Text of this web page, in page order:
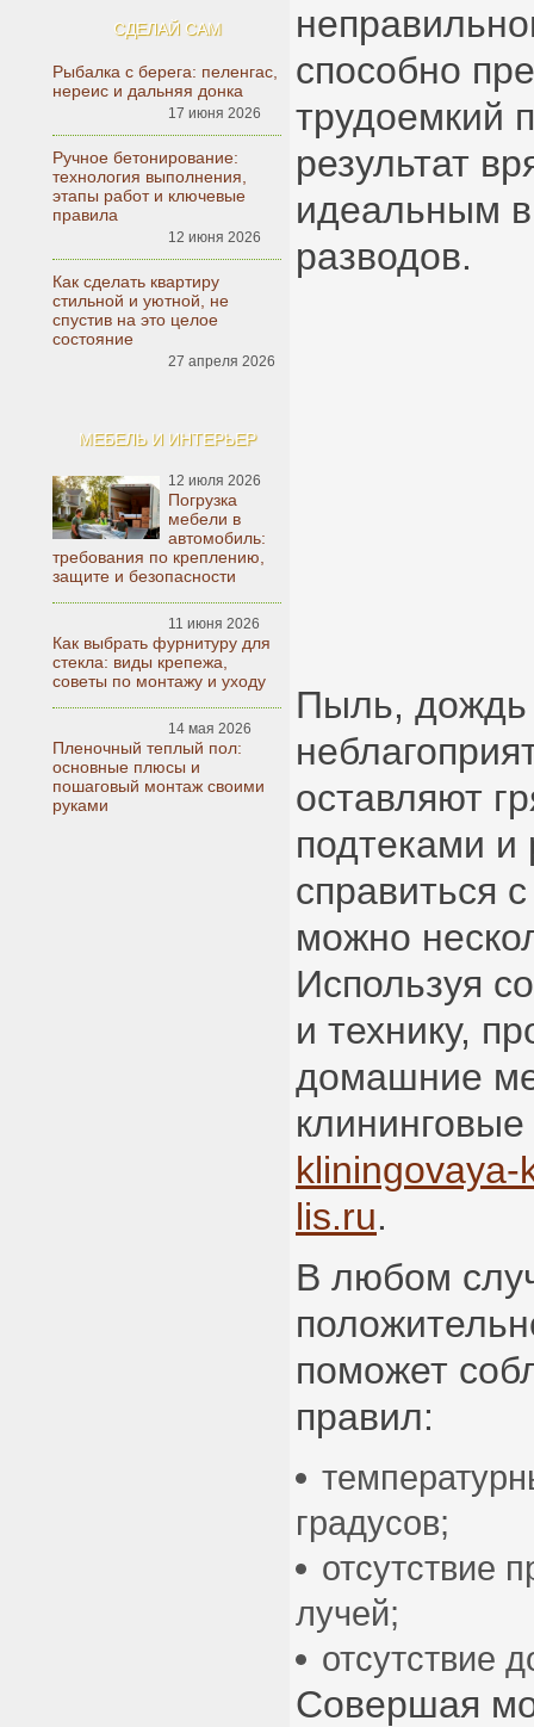
СДЕЛАЙ САМ
Рыбалка с берега: пеленгас,
нереис и дальняя донка
17 июня 2026
Ручное бетонирование:
технология выполнения,
этапы работ и ключевые
правила
12 июня 2026
Как сделать квартиру
стильной и уютной, не
спустив на это целое
состояние
27 апреля 2026
МЕБЕЛЬ И ИНТЕРЬЕР
12 июля 2026
Погрузка
мебели в
автомобиль:
требования по креплению,
защите и безопасности
11 июня 2026
Как выбрать фурнитуру для
стекла: виды крепежа,
советы по монтажу и уходу
14 мая 2026
Пленочный теплый пол:
основные плюсы и
пошаговый монтаж своими
руками
способно
трудоемкий
результат
идеальным
разводов.
Пыль, дождь
оставляют
подтеками и
справиться
можно
Используя
и технику,
домашние
клининговые
lis.ru.
В любом
поможет
правил:
градусов;
отсутствие
лучей;
отсутствие
Совершая